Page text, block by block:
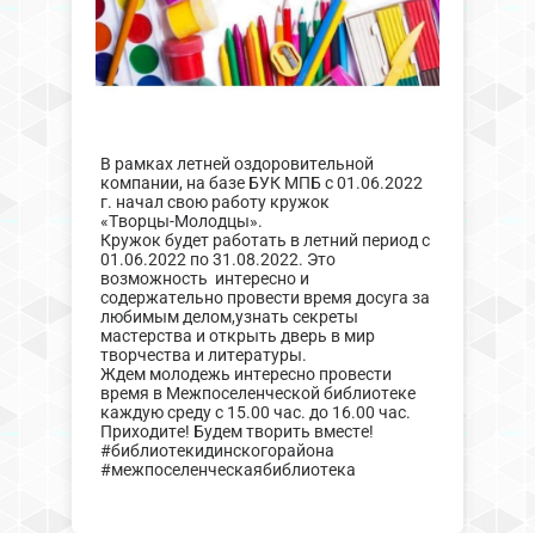
В рамках летней оздоровительной
компании, на базе БУК МПБ с 01.06.2022
г. начал свою работу кружок
«Творцы-Молодцы».
Кружок будет работать в летний период с
01.06.2022 по 31.08.2022. Это
возможность интересно и
содержательно провести время досуга за
любимым делом,узнать секреты
мастерства и открыть дверь в мир
творчества и литературы.
Ждем молодежь интересно провести
время в Межпоселенческой библиотеке
каждую среду с 15.00 час. до 16.00 час.
Приходите! Будем творить вместе!
#библиотекидинскогорайона
#межпоселенческаябиблиотека